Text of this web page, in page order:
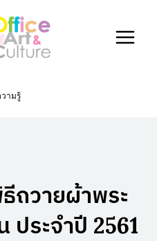
ามรู้
ถวายผ้าพระ
ประจำปี 2561